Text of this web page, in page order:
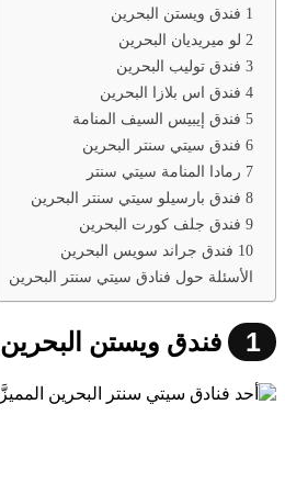
1 فندق ويستن البحرين
2 لو ميريديان البحرين
3 فندق توليب البحرين
4 فندق اس بلازا البحرين
5 فندق إيبيس السيف المنامة
6 فندق سيتي سنتر البحرين
7 رمادا المنامة سيتي سنتر
8 فندق بارسيلو سيتي سنتر البحرين
9 فندق جلف كورت البحرين
10 فندق جراند سويس البحرين
الأسئلة حول فنادق سيتي سنتر البحرين
1 فندق ويستن البحرين